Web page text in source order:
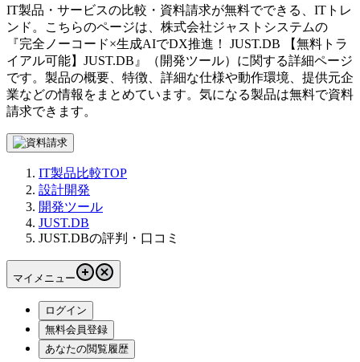
IT製品・サービスの比較・資料請求が無料でできる、ITトレ
ンド。こちらのページは、 株式会社ジャストシステムの
『完全ノーコード×生成AIでDX推進！ JUST.DB 【無料トラ
イアル可能】 JUST.DB 』（ 開発ツール）に関する詳細ページ
です。製品の概要、特徴、詳細な仕様や動作環境、提供元企
業などの情報をまとめています。気になる製品は無料で資料
請求できます。
IT製品比較TOP
設計開発
開発ツール
JUST.DB
JUST.DBの評判・口コミ
マイメニュー
ログイン
無料会員登録
あなたの閲覧履歴